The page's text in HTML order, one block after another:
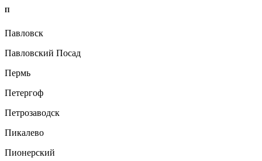
П
Павловск
Павловский Посад
Пермь
Петергоф
Петрозаводск
Пикалево
Пионерский